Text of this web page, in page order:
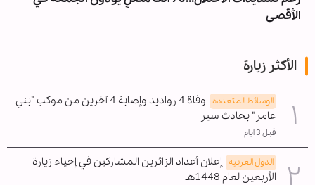
الأقصى
الأكثر زيارة
الوسائط المتعدده
وفاة 4 رواديد وإصابة 4 آخرين من موكب "بني
عامر" بحادث سير
قبل 3 ايام
الدول العربیه إعلان أعداد الزائرين المشاركين في إحياء زيارة
الأربعين لعام 1448هـ